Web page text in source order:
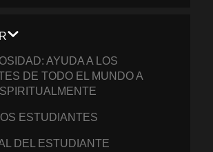
AYUDA A LOS
DE TODO EL MUNDO A
ESTUDIANTES
DEL ESTUDIANTE